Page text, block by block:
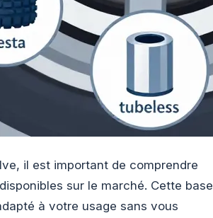
il est important de comprendre
sur le marché. Cette base
à votre usage sans vous